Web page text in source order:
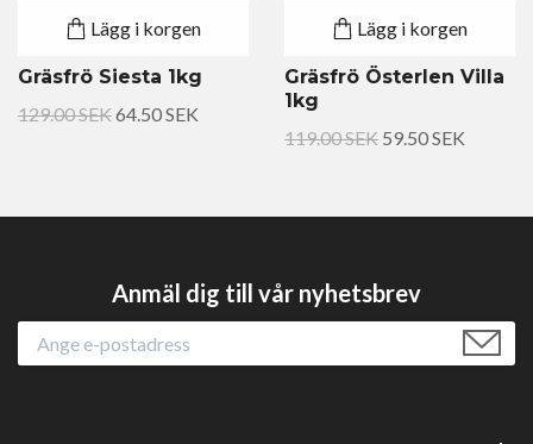
Lägg i korgen
Gräsfrö Siesta 1kg
129.00 SEK64.50 SEK
Lägg i korgen
Gräsfrö Österlen Villa
1kg
119.00 SEK 59.50 SEK
Anmäl dig till vår nyhetsbrev